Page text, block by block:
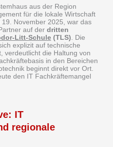
aus der Region
für die lokale Wirtschaft
November 2025, war das
auf der dritten
Litt-Schule(TLS) . Die
explizit auf technische
verdeutlicht die Haltung von
in den Bereichen
beginnt direkt vor Ort.
den IT Fachkräftemangel
IT
regionale